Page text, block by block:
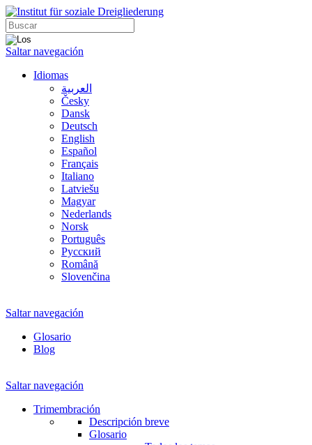
Saltar navegación
Idiomas
العربية
Česky
Dansk
Deutsch
English
Español
Français
Italiano
Latviešu
Magyar
Nederlands
Norsk
Português
Русский
Română
Slovenčina
Saltar navegación
Glosario
Blog
Saltar navegación
Trimembración
Descripción breve
Glosario